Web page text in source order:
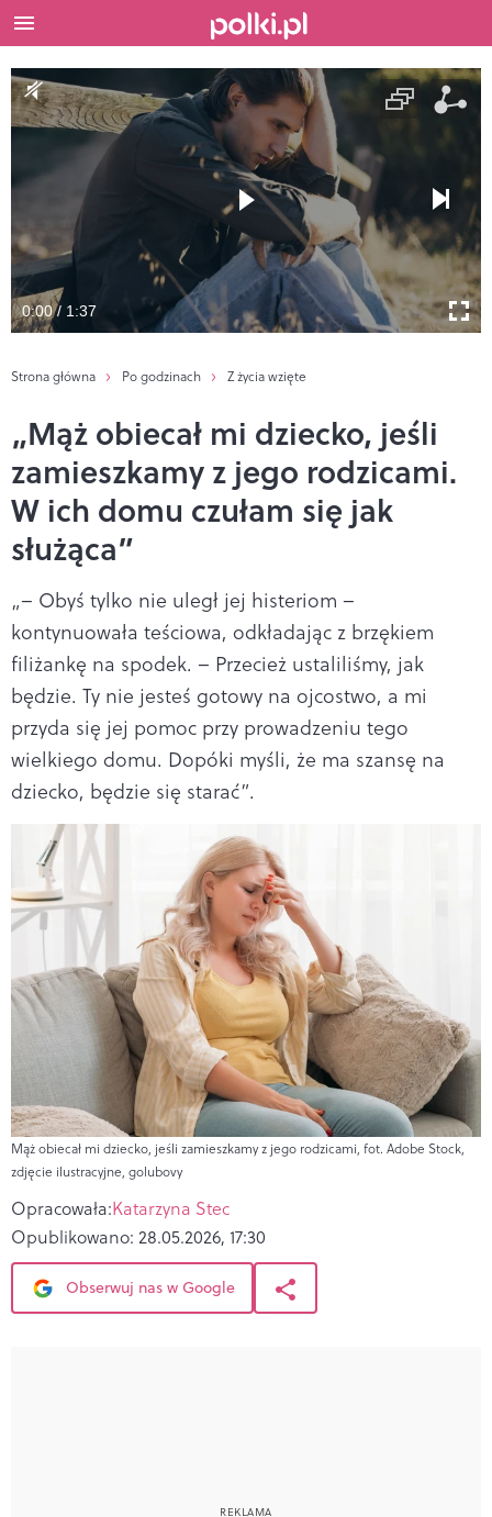
0:00 / 1:37
Strona główna Po godzinach Z życia wzięte
„Mąż obiecał mi dziecko, jeśli
zamieszkamy z jego rodzicami.
W ich domu czułam się jak
służąca”
„– Obyś tylko nie uległ jej histeriom –
kontynuowała teściowa, odkładając z brzękiem
filiżankę na spodek. – Przecież ustaliliśmy, jak
będzie. Ty nie jesteś gotowy na ojcostwo, a mi
przyda się jej pomoc przy prowadzeniu tego
wielkiego domu. Dopóki myśli, że ma szansę na
dziecko, będzie się starać”.
Mąż obiecał mi dziecko, jeśli zamieszkamy z jego rodzicami, fot. Adobe Stock,
zdjęcie ilustracyjne, golubovy
Opracowała:Katarzyna Stec
Opublikowano: 28.05.2026, 17:30
Obserwuj nas w Google